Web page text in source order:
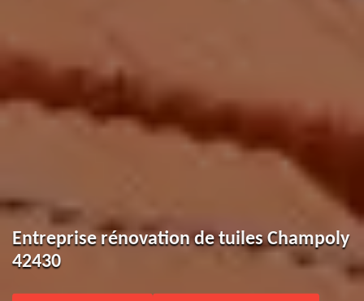
Entreprise rénovation de tuiles Champoly
42430